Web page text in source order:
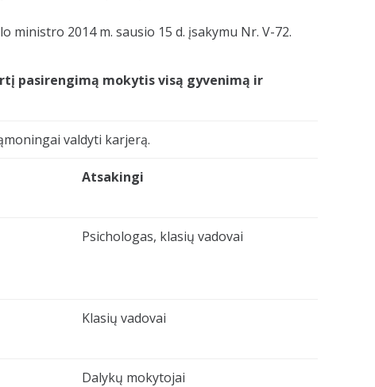
2014 m. sausio 15 d. įsakymu Nr. V-72.
pasirengimą mokytis visą gyvenimą ir
valdyti karjerą.
Atsakingi
Psichologas, klasių vadovai
Klasių vadovai
Dalykų mokytojai